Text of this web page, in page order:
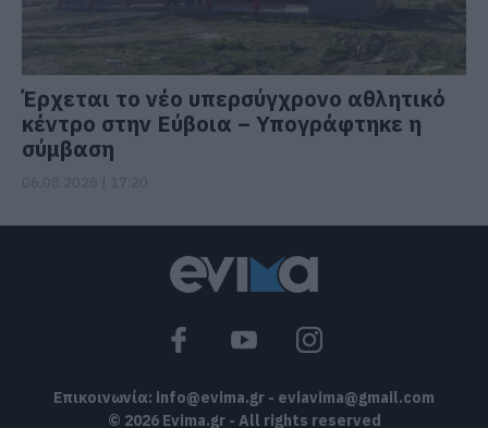
Έρχεται το νέο υπερσύγχρονο αθλητικό
κέντρο στην Εύβοια – Υπογράφτηκε η
σύμβαση
Επικοινωνία: info@evima.gr - eviavima@gmail.com
© 2026 Evima.gr - All rights reserved